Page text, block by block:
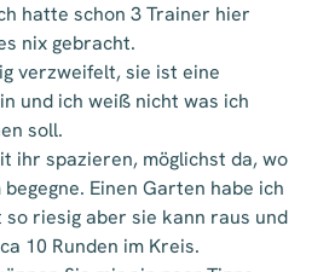
hatte schon 3 Trainer hier
nix gebracht.
verzweifelt, sie ist eine
und ich weiß nicht was ich
soll.
ihr spazieren, möglichst da, wo
Einen Garten habe ich
so riesig aber sie kann raus und
10 Runden im Kreis.